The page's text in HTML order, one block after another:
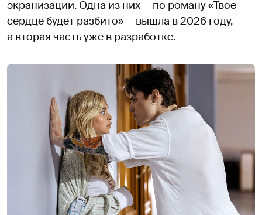
экранизации. Одна из них — по роману «Твое
сердце будет разбито» — вышла в 2026 году,
а вторая часть уже в разработке.